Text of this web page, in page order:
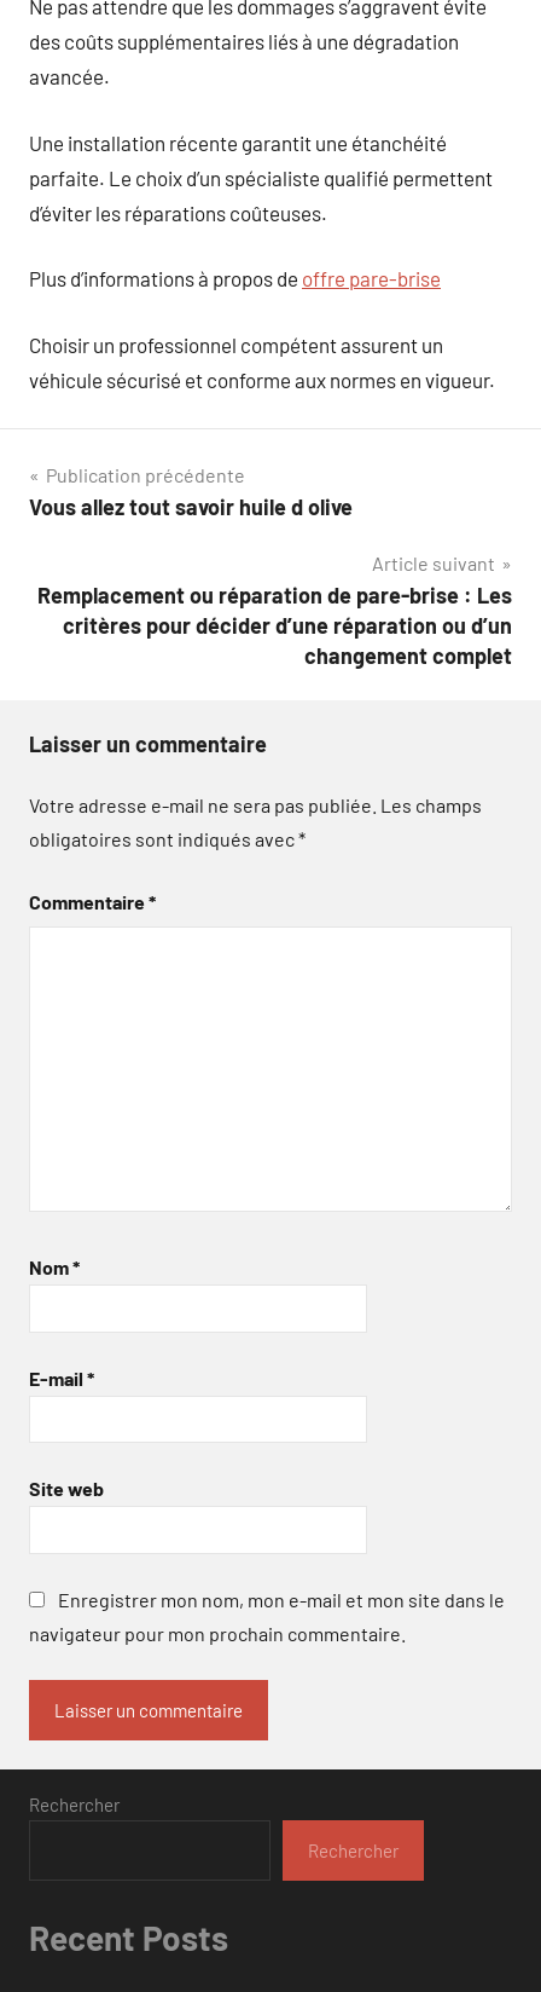
Ne pas attendre que les dommages s’aggravent évite
des coûts supplémentaires liés à une dégradation
avancée.
Une installation récente garantit une étanchéité
parfaite. Le choix d’un spécialiste qualifié permettent
d’éviter les réparations coûteuses.
Plus d’informations à propos de offre pare-brise
Choisir un professionnel compétent assurent un
véhicule sécurisé et conforme aux normes en vigueur.
Navigation
de
Publication précédente
Vous allez tout savoir huile d olive
Article suivant
Remplacement ou réparation de pare-brise : Les
critères pour décider d’une réparation ou d’un
changement complet
Laisser un commentaire
Votre adresse e-mail ne sera pas publiée. Les champs
obligatoires sont indiqués avec*
Commentaire*
Nom*
E-mail *
Site web
Enregistrer mon nom, mon e-mail et mon site dans le
navigateur pour mon prochain commentaire.
Rechercher
Rechercher
Recent Posts